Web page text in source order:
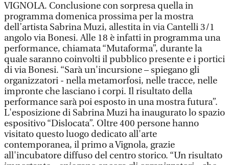
VIGNOLA. Conclusione con sorpresa quella in
programma domenica prossima per la mostra
dell’artista Sabrina Muzi, allestita in via Cantelli 3/1
angolo via Bonesi. Alle 18 è infatti in programma una
performance, chiamata “Mutaforma”, durante la
quale saranno coinvolti il pubblico presente e i portici
di via Bonesi. “Sarà un'incursione – spiegano gli
organizzatori - nella metamorfosi, nelle tracce, nelle
impronte che lasciano i corpi. Il risultato della
performance sarà poi esposto in una mostra futura”.
L'esposizione di Sabrina Muzi ha inaugurato lo spazio
espositivo “Dislocata”. Oltre 400 persone hanno
visitato questo luogo dedicato all'arte
contemporanea, il primo a Vignola, grazie
all'incubatore diffuso del centro storico. “Un risultato